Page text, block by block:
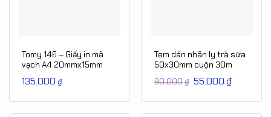
Tomy 146 – Giấy in mã
vạch A4 20mmx15mm
135.000 ₫
Tem dán nhãn ly trà sữa
50x30mm cuộn 30m
90.000₫ Giá
gốc
90.000₫.
55.000 ₫Giá
hiện
là:
55.000₫.